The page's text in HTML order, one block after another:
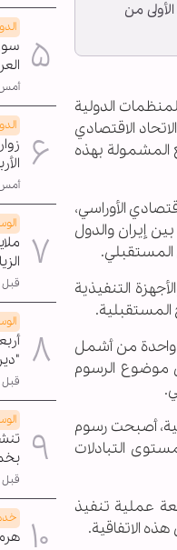
السنة الأولى من
الدولية
الاقتصادي
الجزء الأكبر من السلع المشمولة بهذه
الأوراسي،
إيران والدول
المستقبلي.
التنفيذية
المستقبلية.
واحدة من أشمل
إيران وأوراسيا في 11 فصلاً، وبالإضافة إلى موضوع الرسوم
لـ 87 بالمئة من البنود الجمركية، أصبحت رسوم
التبادلات
عملية تنفيذ
الاتفاقية.
أمس
أمس
قبل 2 ايام
قبل 3 ايام
قبل 3 ايام